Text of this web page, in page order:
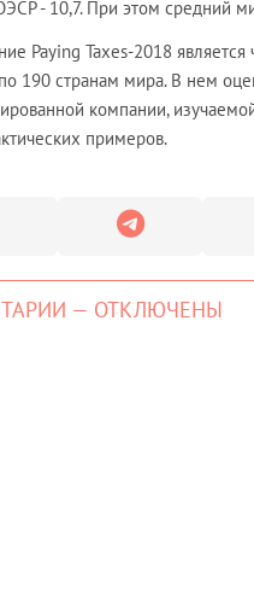
- 10,7. При этом средний
Paying Taxes-2018
190 странам мира. В нем
компании,
примеров.
— ОТКЛЮЧЕНЫ